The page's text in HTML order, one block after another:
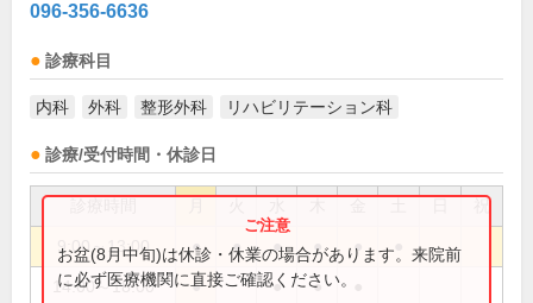
096-356-6636
診療科目
内科 外科 整形外科 リハビリテーション科
診療/受付時間・休診日
祝
9:00～13:00 ● ● ● ● ●
14:00～18:00 ● ● ●
お盆(8月中旬)は休診・休業の場合があります。来院前
に必ず医療機関に直接ご確認ください。